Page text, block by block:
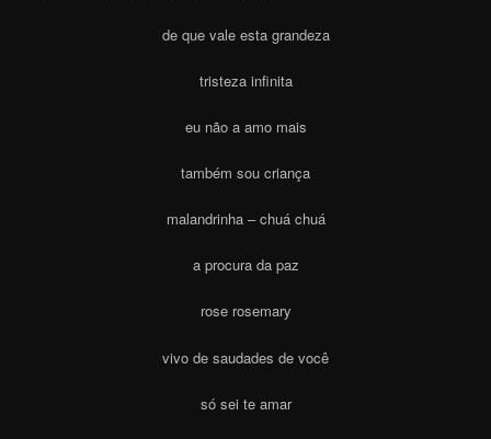
de que vale esta grandeza
tristeza infinita
eu não a amo mais
também sou criança
malandrinha – chuá chuá
a procura da paz
rose rosemary
vivo de saudades de você
só sei te amar